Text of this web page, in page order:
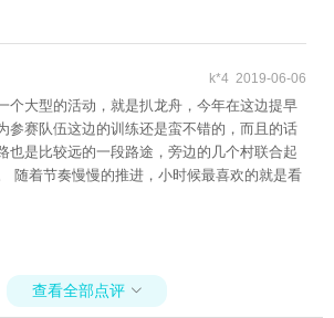
湖淳衢食府+千岛湖文
剧院+千岛湖海洋馆+大
园+建德农夫山泉生产基
湖中心湖区休闲艇（中心
部落+江南大冰洞+千岛
场+杭州生仙里国际滑雪
地+雪山激流回旋漂流
守拙园+古徽州文化旅游
馆+黄山本地玩乐+黄山
乐汇演出+黎阳水街+宏
徽州雕刻博物馆+岭南景
界+黄山宏村国际滑翔伞
流+宏村-画桥+新安江景
乐园+稽灵山欢乐世界
山宏村国际滑翔伞基地(宏
k*4 2019-06-06
个大型的活动，就是扒龙舟，今年在这边提早
参赛队伍这边的训练还是蛮不错的，而且的话
也是比较远的一段路途，旁边的几个村联合起
随着节奏慢慢的推进，小时候最喜欢的就是看
查看全部点评 